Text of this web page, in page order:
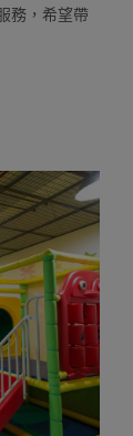
務，希望帶